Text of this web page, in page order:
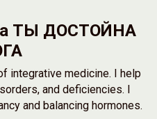
ТЫ ДОСТОЙНА
integrative medicine. I help
and deficiencies. I
and balancing hormones.